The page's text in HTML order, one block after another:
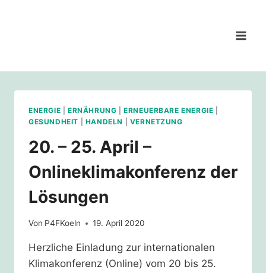
ENERGIE ERNÄHRUNG |ERNEUERBARE ENERGIE
GESUNDHEIT
HANDELN VERNETZUNG
20. – 25. April –
Onlineklimakonferenz der
Lösungen
Von P4FKoeln 19. April 2020
Herzliche Einladung zur internationalen
Klimakonferenz (Online) vom 20 bis 25.